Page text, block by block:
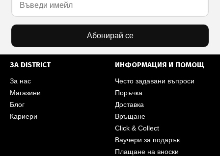
Абонирай се
ЗА DISTRICT
За нас
Магазини
Блог
Кариери
ИНФОРМАЦИЯ И ПОМОЩ
Често задавани въпроси
Поръчка
Доставка
Връщане
Click & Collect
Ваучери за подарък
Плащане на вноски